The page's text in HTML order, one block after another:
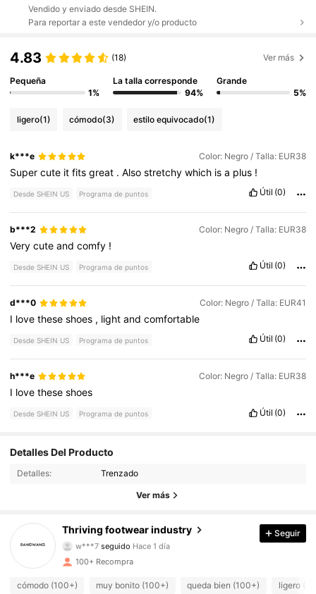
Vendido y enviado desde SHEIN.
Para reportar a este vendedor y/o producto
4.83 (18) Ver más
Pequeña
1%
La talla corresponde
94%
Grande
5%
ligero(1) cómodo(3) estilo equivocado(1)
k***e Color: Negro / Talla: EUR38
Supercute itfitsgreat .Alsostretchywhich isa plus !
Desde SHEIN US Programa de puntos Útil (0)
b***2 Color: Negro / Talla: EUR38
Verycuteandcomfy !
Desde SHEIN US Programa de puntos Útil (0)
d***0 Color: Negro / Talla: EUR41
I lovetheseshoes , lightandcomfortable
Desde SHEIN US Programa de puntos Útil (0)
h***e Color: Negro / Talla: EUR38
I lovetheseshoes
Desde SHEIN US Programa de puntos Útil (0)
Detalles Del Producto
Detalles: Trenzado
Ver más
Thriving footwear industry
4.89
481 Seguidores
4.89 481 Seguidores
Seguir
100+ Recompra
cómodo (100+) muy bonito (100+) queda bien (100+) ligero